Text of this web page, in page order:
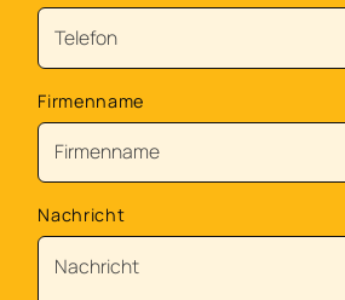
Firmenname
Nachricht